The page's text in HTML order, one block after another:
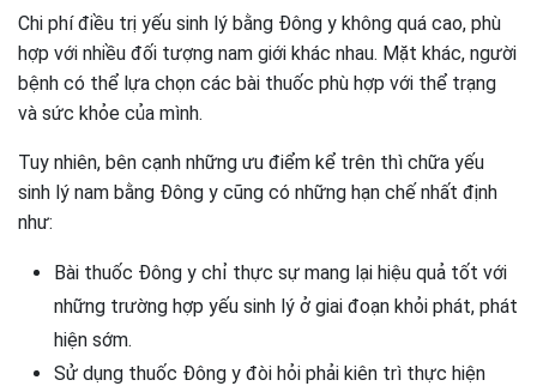
Chi phí điều trị yếu sinh lý bằng Đông y không quá cao, phù
hợp với nhiều đối tượng nam giới khác nhau. Mặt khác, người
bệnh có thể lựa chọn các bài thuốc phù hợp với thể trạng
và sức khỏe của mình.
Tuy nhiên, bên cạnh những ưu điểm kể trên thì chữa yếu
sinh lý nam bằng Đông y cũng có những hạn chế nhất định
như:
Bài thuốc Đông y chỉ thực sự mang lại hiệu quả tốt với
những trường hợp yếu sinh lý ở giai đoạn khỏi phát, phát
hiện sớm.
Sử dụng thuốc Đông y đòi hỏi phải kiên trì thực hiện